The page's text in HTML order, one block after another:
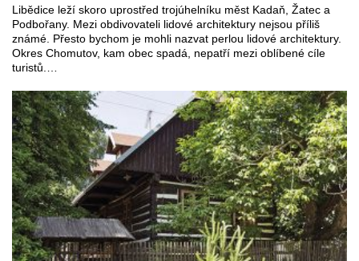
Libědice leží skoro uprostřed trojúhelníku měst Kadaň, Žatec a
Podbořany. Mezi obdivovateli lidové architektury nejsou příliš
známé. Přesto bychom je mohli nazvat perlou lidové architektury.
Okres Chomutov, kam obec spadá, nepatří mezi oblíbené cíle
turistů.…